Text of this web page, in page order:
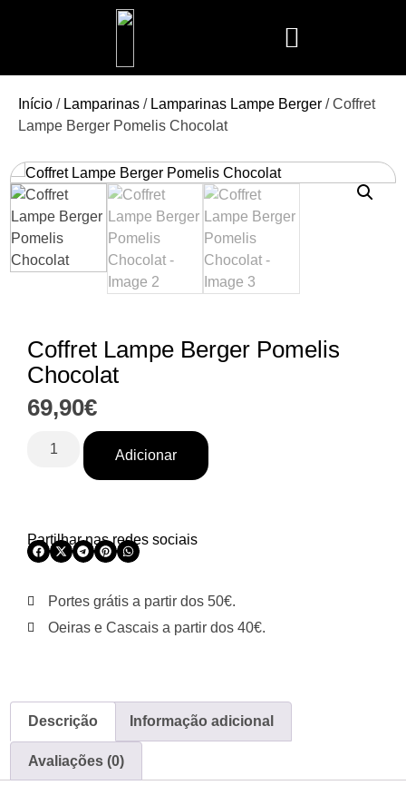
Início / Lamparinas / Lamparinas Lampe Berger / Coffret
Lampe Berger Pomelis Chocolat
Coffret Lampe Berger Pomelis
Chocolat
69,90€
Adicionar
Partilhar nas redes sociais
Portes grátis a partir dos 50€.
Oeiras e Cascais a partir dos 40€.
Descrição Informação adicional
Avaliações (0)